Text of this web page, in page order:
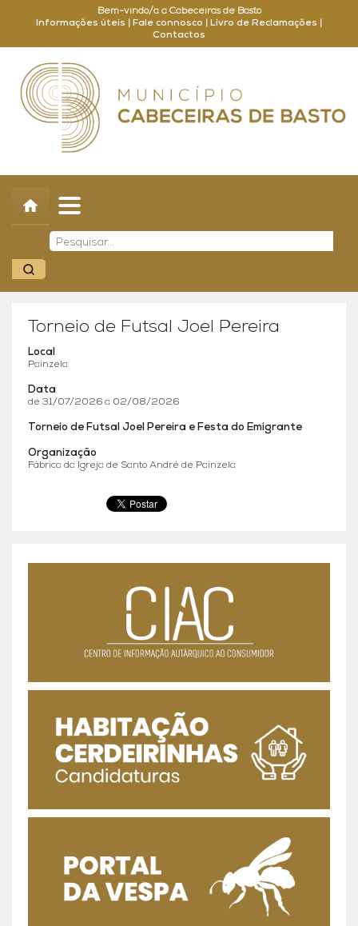
Bem-vindo/a a Cabeceiras de Basto
Informações úteis
Fale connosco Livro de Reclamações
Contactos
Concelho
Município
Turismo
Cultura
Outros
Balcão Online
Torneio de Futsal Joel Pereira
Local
Painzela
Data
de 31/07/2026 a 02/08/2026
Torneio de Futsal Joel Pereira e Festa do Emigrante
Organização
Fábrica da Igreja de Santo André de Painzela